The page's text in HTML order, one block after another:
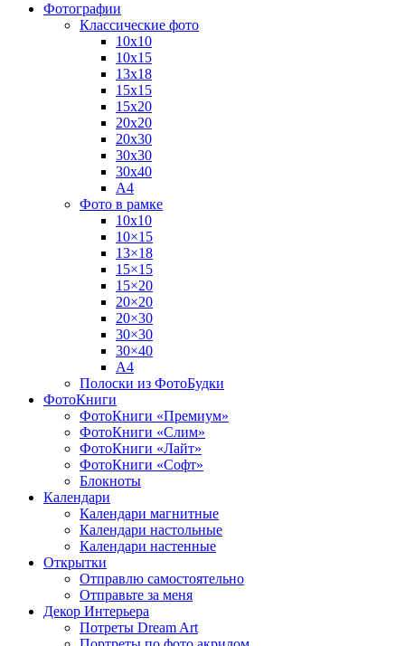
Фотографии
Классические фото
10х10
10х15
13х18
15х15
15х20
20х20
20х30
30х30
30х40
А4
Фото в рамке
10х10
10×15
13×18
15×15
15×20
20×20
20×30
30×30
30×40
A4
Полоски из ФотоБудки
ФотоКниги
ФотоКниги «Премиум»
ФотоКниги «Слим»
ФотоКниги «Лайт»
ФотоКниги «Софт»
Блокноты
Календари
Календари магнитные
Календари настольные
Календари настенные
Открытки
Отправлю самостоятельно
Отправьте за меня
Декор Интерьера
Потреты Dream Art